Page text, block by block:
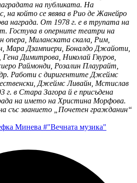
на публиката. На
на който се явява в Рио де Жанейро
награда. От 1978 г. е в трупата на
Гостува в оперните театри на
Миланската скала, Рим,
Мара Дзампиери, Боналдо Джайоти,
Димитрова, Николай Гяуров,
Раймонди, Розалин Плаурайт,
Работи с диригентите Джеймс
Джеймс Ливайн, Мстислав
г. в Стара Загора й е присъдена
на името на Христина Морфова.
със званието „Почетен гражданин“
Минева #"Вечната музика"